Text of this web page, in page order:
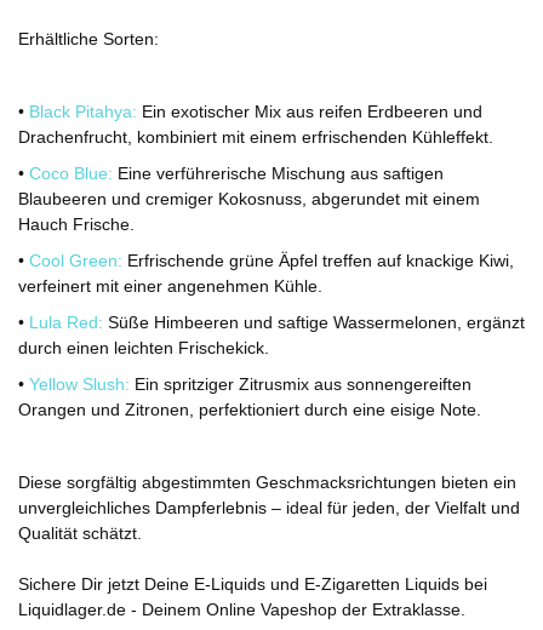
Erhältliche Sorten:
• Black Pitahya: Ein exotischer Mix aus reifen Erdbeeren und
Drachenfrucht, kombiniert mit einem erfrischenden Kühleffekt.
• Coco Blue: Eine verführerische Mischung aus saftigen
Blaubeeren und cremiger Kokosnuss, abgerundet mit einem
Hauch Frische.
• Cool Green: Erfrischende grüne Äpfel treffen auf knackige Kiwi,
verfeinert mit einer angenehmen Kühle.
• Lula Red: Süße Himbeeren und saftige Wassermelonen, ergänzt
durch einen leichten Frischekick.
• Yellow Slush: Ein spritziger Zitrusmix aus sonnengereiften
Orangen und Zitronen, perfektioniert durch eine eisige Note.
Diese sorgfältig abgestimmten Geschmacksrichtungen bieten ein
unvergleichliches Dampferlebnis – ideal für jeden, der Vielfalt und
Qualität schätzt.
Sichere Dir jetzt Deine E-Liquids und E-Zigaretten Liquids bei
Liquidlager.de - Deinem Online Vapeshop der Extraklasse.